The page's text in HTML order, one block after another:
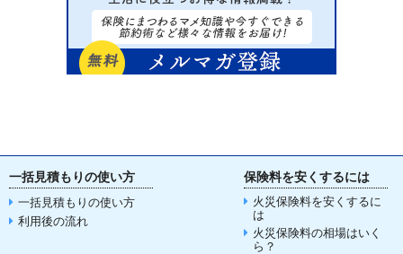
一括見積もりの使い方
一括見積もりの使い方
利用後の流れ
保険料を安くするには
火災保険料を安くするに
は
火災保険料の相場はいく
ら？